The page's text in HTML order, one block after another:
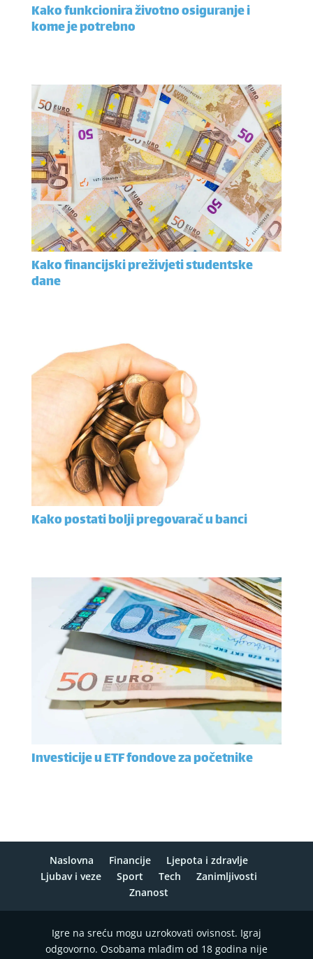
Kako funkcionira životno osiguranje i
kome je potrebno
Kako financijski preživjeti studentske
dane
Kako postati bolji pregovarač u banci
Investicije u ETF fondove za početnike
Naslovna Financije
Ljepota i zdravlje
Ljubav i veze
Sport Tech
Zanimljivosti
Znanost
Igre na sreću mogu uzrokovati ovisnost. Igraj
odgovorno. Osobama mlađim od 18 godina nije